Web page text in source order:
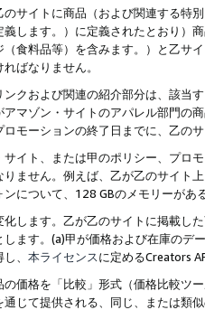
サイトに商品（および関連する特
義します。）に定義されたとおり
食料品等）を含みます。）と乙サ
ばなりません。
クおよび関連の紹介部分は、該当
マゾン・サイトのアパレル部門の
モーションの終了日までに、乙の
イト、または甲のポリシー、プロ
ません。例えば、乙が乙のサイト
について、128 GBのメモリーがあ
します。乙が乙のサイトに掲載し
ます。(a)甲が価格および在庫の
、 本ライセンスに定めるCreators
価格を「比較」形式（価格比較ツ
通じて提供される、同じ、または類